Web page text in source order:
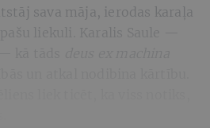
sava māja, ierodas karaļa